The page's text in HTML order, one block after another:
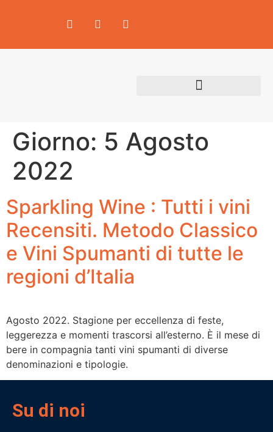
Giorno: 5 Agosto
2022
Sparkling Wine : Tutti i vini
Recensiti. Metodo Classico
e Vini Spumanti di tutte le
regioni d’Italia
Agosto 2022. Stagione per eccellenza di feste,
leggerezza e momenti trascorsi all’esterno. È il mese di
bere in compagnia tanti vini spumanti di diverse
denominazioni e tipologie.
Su di noi